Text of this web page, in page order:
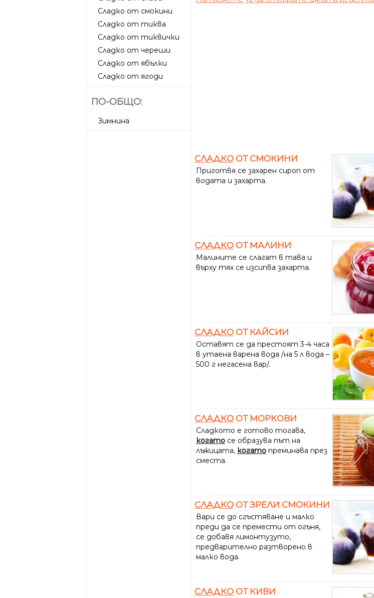
Сладко от смокини
Сладко от тиква
Сладко от тиквички
Сладко от череши
Сладко от ябълки
Сладко от ягоди
ПО-ОБЩО:
Зимнина
СЛАДКО ОТ СМОКИНИ
Приготвя се захарен сироп от
водата и захарта.
СЛАДКО ОТ МАЛИНИ
Малините се слагат в тава и
върху тях се изсипва захарта.
СЛАДКО ОТ КАЙСИИ
Оставят се да престоят 3-4 часа
в утаена варена вода /на 5 л вода –
500 г негасена вар/.
СЛАДКО ОТ МОРКОВИ
Сладкото е готово тогава,
когато се образува път на
лъжицата, когато преминава през
сместа.
СЛАДКО ОТ ЗРЕЛИ СМОКИНИ
Вари се до сгъстяване и малко
преди да се премести от огъня,
се добавя лимонтузуто,
предварително разтворено в
малко вода.
СЛАДКО ОТ КИВИ